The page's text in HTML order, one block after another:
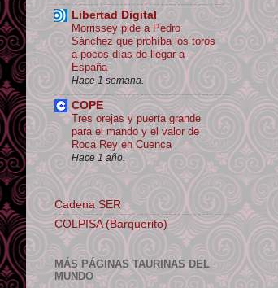
Libertad Digital
Morrissey pide a Pedro
Sánchez que prohíba los toros
a pocos días de llegar a
España
Hace 1 semana.
COPE
Tres orejas y puerta grande
para el mando y el valor de
Roca Rey en Cuenca
Hace 1 año.
Cadena SER
COLPISA (Barquerito)
MÁS PÁGINAS TAURINAS DEL
MUNDO